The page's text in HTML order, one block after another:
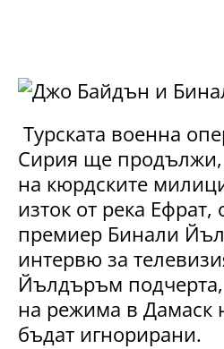
Турската военна
Сирия ще продължи,
на кюрдските
изток от река Ефрат,
премиер Бинали
интервю за
Йълдъръм подчерта,
на режима в Дамаск
бъдат игнорирани.